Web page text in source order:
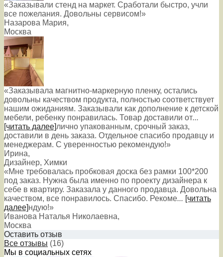
«Заказывали стенд на маркет. Сработали быстро, учли
все пожелания. Довольны сервисом!»
Назарова Мария,
Москва
«Заказывала магнитно-маркерную пленку, остались
довольны качеством продукта, полностью соответствует
нашим ожиданиям. Заказывали как дополнение к детской
мебели, ребенку понравилась. Товар доставили от...
[читать далее]лично упакованным, срочный заказ,
доставили в день заказа. Отдельное спасибо продавцу и
менеджерам. С уверенностью рекомендую!»
Ирина,
Дизайнер, Химки
«Мне требовалась пробковая доска без рамки 100*200
под заказ. Нужна была именно по проекту дизайнера к
себе в квартиру. Заказала у данного продавца. Довольна
качеством, все понравилось. Спасибо. Рекоме... [читать
далее]ндую!»
Иванова Наталья Николаевна,
Москва
Оставить отзыв
Все отзывы (16)
Мы в социальных сетях